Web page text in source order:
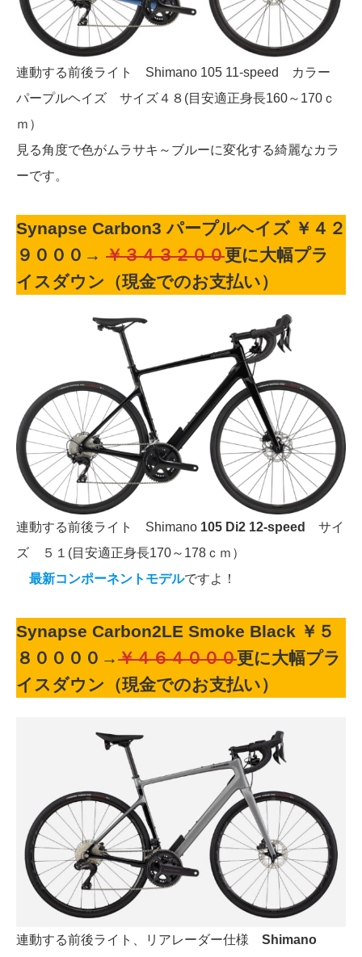
連動する前後ライト Shimano 105 11-speed カラー
パープルヘイズ サイズ４８(目安適正身長160～170ｃ
ｍ）
見る角度で色がムラサキ～ブルーに変化する綺麗なカラ
ーです。
Synapse Carbon3 パープルヘイズ ￥４２
９０００ → ￥３４３２００更に大幅プラ
イスダウン（現金でのお支払い）
連動する前後ライト Shimano 105 Di2 12-speed
サイ
ズ ５１(目安適正身長170～178ｃｍ）
最新コンポーネントモデルですよ！
Synapse Carbon2LE Smoke Black ￥５
８００００ →￥４６４０００更に大幅プラ
イスダウン（現金でのお支払い）
連動する前後ライト、リアレーダー仕様 Shimano